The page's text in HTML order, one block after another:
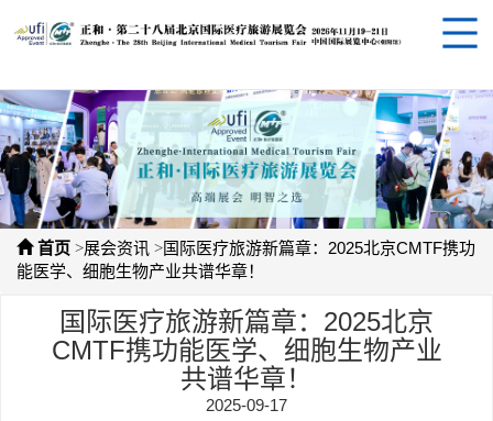
首页 >展会资讯 >国际医疗旅游新篇章：2025北京CMTF携功
能医学、细胞生物产业共谱华章！
国际医疗旅游新篇章：2025北京
CMTF携功能医学、细胞生物产业
共谱华章！
2025-09-17